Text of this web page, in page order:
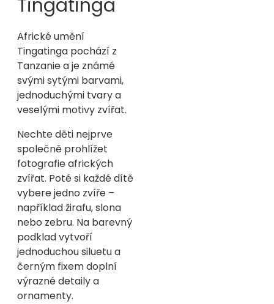
Tingatinga
Africké umění
Tingatinga pochází z
Tanzanie a je známé
svými sytými barvami,
jednoduchými tvary a
veselými motivy zvířat.
Nechte děti nejprve
společně prohlížet
fotografie afrických
zvířat. Poté si každé dítě
vybere jedno zvíře –
například žirafu, slona
nebo zebru. Na barevný
podklad vytvoří
jednoduchou siluetu a
černým fixem doplní
výrazné detaily a
ornamenty.